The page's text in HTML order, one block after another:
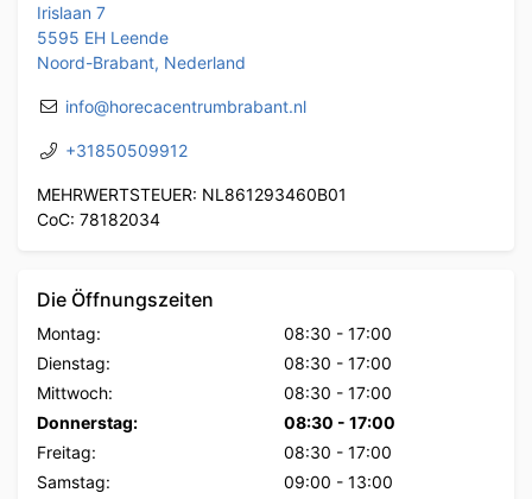
Irislaan 7
5595 EH Leende
Noord-Brabant, Nederland
info@horecacentrumbrabant.nl
+31850509912
MEHRWERTSTEUER: NL861293460B01
CoC: 78182034
Die Öffnungszeiten
Montag: 08:30 - 17:00
Dienstag:
08:30 - 17:00
Mittwoch:
08:30 - 17:00
Donnerstag:
08:30 - 17:00
Freitag:
08:30 - 17:00
Samstag:
09:00 - 13:00